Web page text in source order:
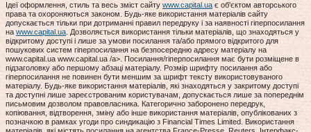
Ідеї оформлення, стиль та весь зміст сайту www.capital.ua є об'єктом авторського
права та охороняються законом. Будь-яке використання матеріалів сайту
допускається тільки при дотриманні правил передруку і за наявності гіперпосилання
на www.capital.ua . Дозволяється використання тільки матеріалів, що знаходяться у
відкритому доступі і лише за умови посилання та/або прямого відкритого для
пошукових систем гіперпосилання на безпосередню адресу матеріалу на
www.capital.ua www.capital.ua /a>. Посилання/гіперпосилання має бути розміщене в
підзаголовку або першому абзаці матеріалу. Розмір шрифту посилання або
гіперпосилання не повинен бути меншим за шрифт тексту використовуваного
матеріалу. Будь-яке використання матеріалів, які знаходяться у закритому доступі
та доступні лише зареєстрованим користувачам, допускається лише за попереднім
письмовим дозволом правовласника. Категорично заборонено передрук,
копіювання, відтворення, зміну або інше використання матеріалів, опублікованих з
позначкою в рамках угоди про синдикацію з Financial Times Limited. Використання